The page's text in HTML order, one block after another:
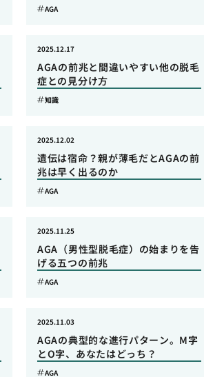
AGA
AGAの前兆と間違いやすい他の脱毛
症との見分け方
2025.12.17
知識
遺伝は宿命？親が薄毛だとAGAの前
兆は早く出るのか
2025.12.02
AGA
AGA（男性型脱毛症）の始まりを告
げる五つの前兆
2025.11.25
AGA
AGAの典型的な進行パターン。M字
とO字、あなたはどっち？
2025.11.03
AGA